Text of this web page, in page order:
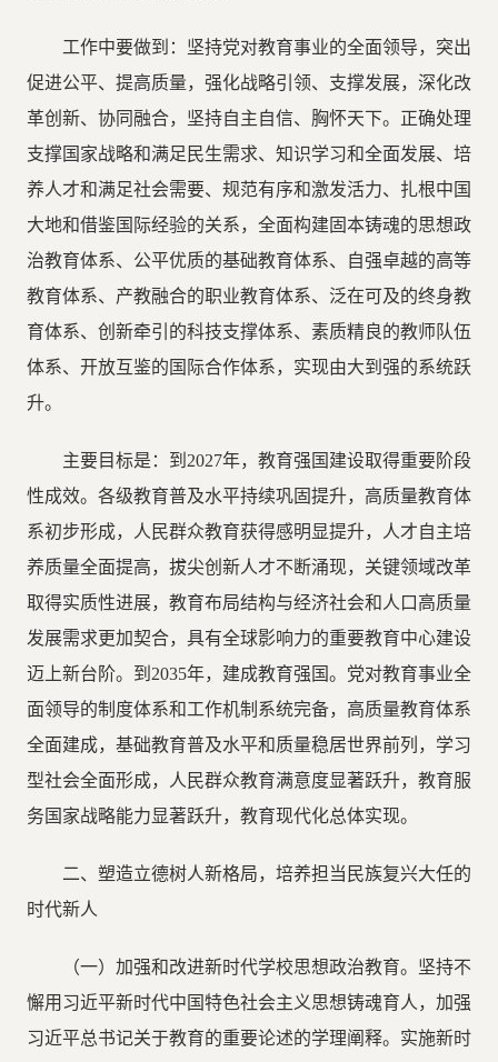
工作中要做到：坚持党对教育事业的全面领导，突出
促进公平、提高质量，强化战略引领、支撑发展，深化改
革创新、协同融合，坚持自主自信、胸怀天下。正确处理
支撑国家战略和满足民生需求、知识学习和全面发展、培
养人才和满足社会需要、规范有序和激发活力、扎根中国
大地和借鉴国际经验的关系，全面构建固本铸魂的思想政
治教育体系、公平优质的基础教育体系、自强卓越的高等
教育体系、产教融合的职业教育体系、泛在可及的终身教
育体系、创新牵引的科技支撑体系、素质精良的教师队伍
体系、开放互鉴的国际合作体系，实现由大到强的系统跃
升。
主要目标是：到2027年，教育强国建设取得重要阶段
性成效。各级教育普及水平持续巩固提升，高质量教育体
系初步形成，人民群众教育获得感明显提升，人才自主培
养质量全面提高，拔尖创新人才不断涌现，关键领域改革
取得实质性进展，教育布局结构与经济社会和人口高质量
发展需求更加契合，具有全球影响力的重要教育中心建设
迈上新台阶。到2035年，建成教育强国。党对教育事业全
面领导的制度体系和工作机制系统完备，高质量教育体系
全面建成，基础教育普及水平和质量稳居世界前列，学习
型社会全面形成，人民群众教育满意度显著跃升，教育服
务国家战略能力显著跃升，教育现代化总体实现。
二、塑造立德树人新格局，培养担当民族复兴大任的
时代新人
（一）加强和改进新时代学校思想政治教育。坚持不
懈用习近平新时代中国特色社会主义思想铸魂育人，加强
习近平总书记关于教育的重要论述的学理阐释。实施新时